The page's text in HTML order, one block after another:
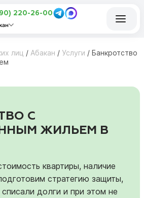
220-26-00
лиц / Абакан / Услуги / Банкротство
С
ЖИЛЬЕМ В
квартиры, наличие
стратегию защиты,
долги и при этом не